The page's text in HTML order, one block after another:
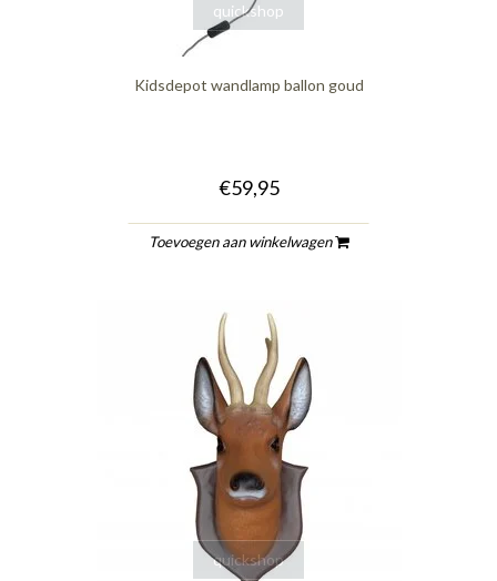
quickshop
Kidsdepot wandlamp ballon goud
€59,95
Toevoegen aan winkelwagen
quickshop